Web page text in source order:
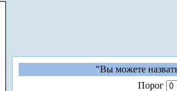
"Вы можете
Порог